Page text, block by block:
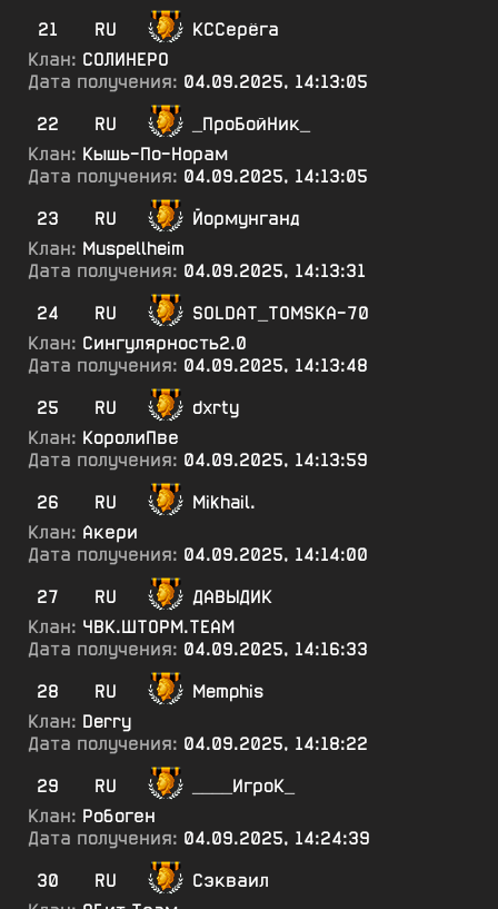
21
RU
КССерёга
Клан: СОЛИНЕРО
Дата получения: 04.09.2025, 14:13:05
22
RU
_ПроБойНик_
Клан: Кышь-По-Норам
Дата получения: 04.09.2025, 14:13:05
23
RU
Йормунганд
Клан: Muspellheim
Дата получения: 04.09.2025, 14:13:31
24
RU
SOLDAT_TOMSKA-70
Клан: Сингулярность2.0
Дата получения: 04.09.2025, 14:13:48
25
RU
dxrty
Клан: КоролиПве
Дата получения: 04.09.2025, 14:13:59
26
RU
Mikhail.
Клан: Акери
Дата получения: 04.09.2025, 14:14:00
27
RU
ДАВЫДИК
Клан: ЧВК.ШТОРМ.ТЕАМ
Дата получения: 04.09.2025, 14:16:33
28
RU
Memphis
Клан: Derry
Дата получения: 04.09.2025, 14:18:22
29
RU
____ИгроК_
Клан: Робоген
Дата получения: 04.09.2025, 14:24:39
30
RU
Сэкваил